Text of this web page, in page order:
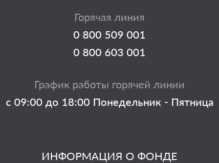
ИНФОРМАЦИЯ О ФОНДЕ
Горячая линия
0 800 509 001
0 800 603 001
График работы горячей линии
с 09:00 до 18:00 Понедельник - Пятница